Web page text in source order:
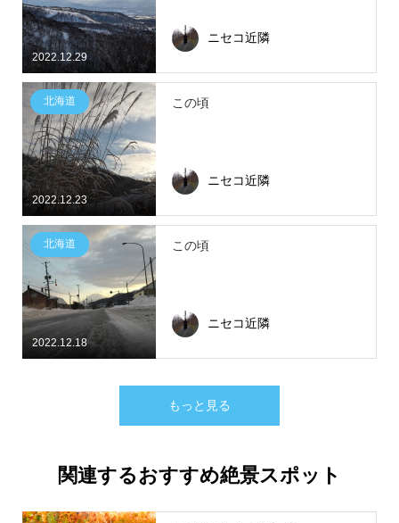
2022.12.29
ニセコ近隣
2022.12.23
北海道 この頃
ニセコ近隣
2022.12.18
北海道 この頃
ニセコ近隣
もっと見る
関連するおすすめ絶景スポット